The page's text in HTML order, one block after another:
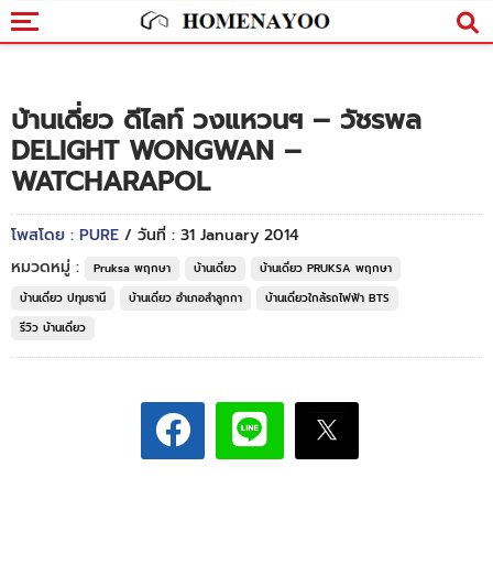
บ้านเดี่ยว ดีไลท์ วงแหวนฯ – วัชรพล
DELIGHT WONGWAN –
WATCHARAPOL
โพสโดย : PURE / วันที่ : 31 January 2014
หมวดหมู่ :
Pruksa พฤกษา บ้านเดี่ยว
บ้านเดี่ยว PRUKSA พฤกษา
บ้านเดี่ยว ปทุมธานี
บ้านเดี่ยว อำเภอลำลูกกา
บ้านเดี่ยวใกล้รถไฟฟ้า BTS
รีวิว บ้านเดี่ยว